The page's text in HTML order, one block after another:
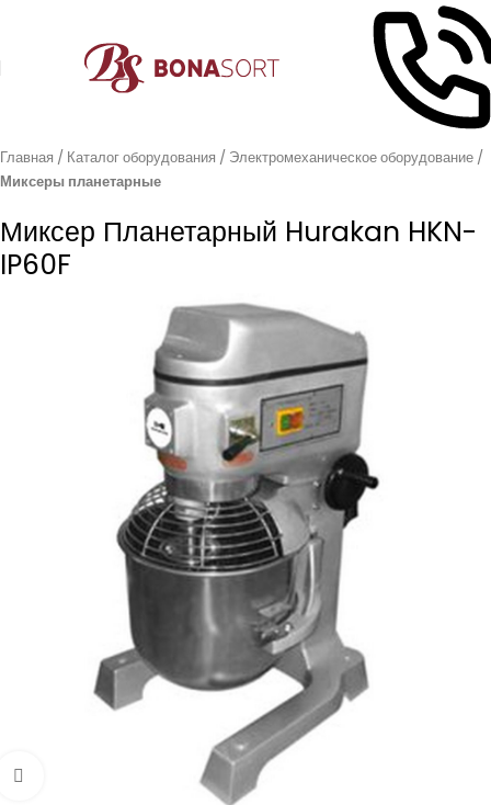
Главная Каталог оборудования
Электромеханическое оборудование
Миксеры планетарные
Миксер Планетарный Hurakan HKN-
IP60F